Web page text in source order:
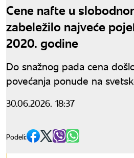
Cene nafte u
zabeležilo najveće
2020. godine
Do snažnog pada cena
povećanja ponude na
30.06.2026. 18:37
Podeli: